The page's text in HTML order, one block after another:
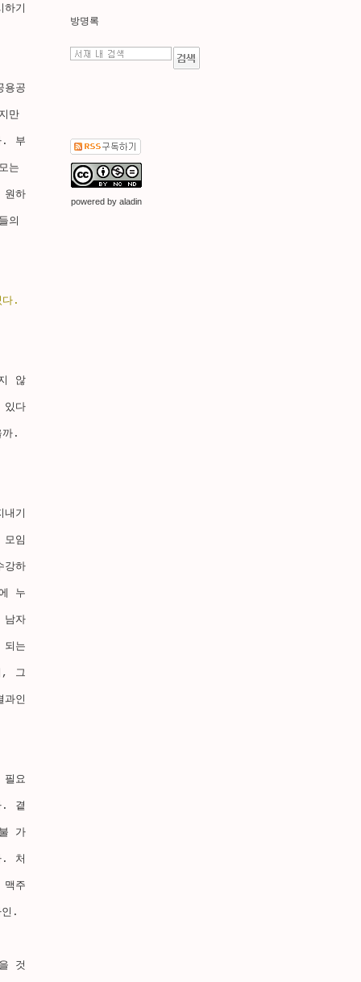
기
공
만
. 부
는
하
의
다.
않
다
까.
기
임
강하
누
자
는
, 그
인
요
. 곁
가
. 처
주
인.
것
방명록
powered by aladin